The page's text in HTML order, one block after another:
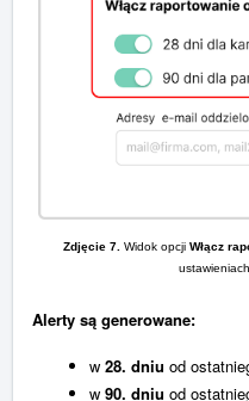
Zdjęcie 7. Widok opcji Włącz
Alerty są generowane:
w 28. dniu od
w 90. dniu od